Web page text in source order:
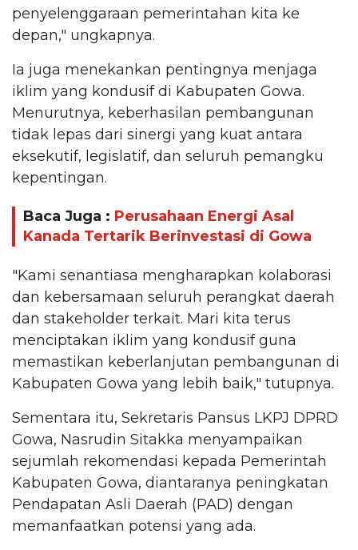
penyelenggaraan pemerintahan kita ke
depan," ungkapnya.
Ia juga menekankan pentingnya menjaga
iklim yang kondusif di Kabupaten Gowa.
Menurutnya, keberhasilan pembangunan
tidak lepas dari sinergi yang kuat antara
eksekutif, legislatif, dan seluruh pemangku
kepentingan.
Baca Juga : Perusahaan Energi Asal
Kanada Tertarik Berinvestasi di Gowa
"Kami senantiasa mengharapkan kolaborasi
dan kebersamaan seluruh perangkat daerah
dan stakeholder terkait. Mari kita terus
menciptakan iklim yang kondusif guna
memastikan keberlanjutan pembangunan di
Kabupaten Gowa yang lebih baik," tutupnya.
Sementara itu, Sekretaris Pansus LKPJ DPRD
Gowa, Nasrudin Sitakka menyampaikan
sejumlah rekomendasi kepada Pemerintah
Kabupaten Gowa, diantaranya peningkatan
Pendapatan Asli Daerah (PAD) dengan
memanfaatkan potensi yang ada.